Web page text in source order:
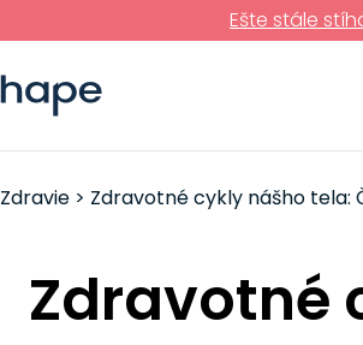
Ešte stále
Zdravie > Zdravotné cykly nášho tela:
Zdravotné